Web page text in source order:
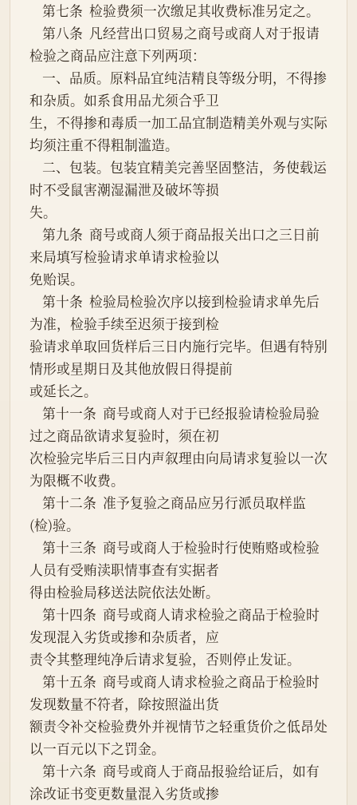
    第七条  检验费须一次缴足其收费标准另定之。
检验之商品应注意下列两项：
和杂质。如系食用品尤须合乎卫
生，不得掺和毒质一加工品宜制造精美外观与实际
均须注重不得粗制滥造。
时不受鼠害潮湿漏泄及破坏等损
失。
来局填写检验请求单请求检验以
免贻误。
为准，检验手续至迟须于接到检
验请求单取回货样后三日内施行完毕。但遇有特别
情形或星期日及其他放假日得提前
或延长之。
过之商品欲请求复验时，须在初
次检验完毕后三日内声叙理由向局请求复验以一次
为限概不收费。
(检)验。
人员有受贿渎职情事查有实据者
得由检验局移送法院依法处断。
发现混入劣货或掺和杂质者，应
责令其整理纯净后请求复验，否则停止发证。
发现数量不符者，除按照溢出货
额责令补交检验费外并视情节之轻重货价之低昂处
以一百元以下之罚金。
涂改证书变更数量混入劣货或掺